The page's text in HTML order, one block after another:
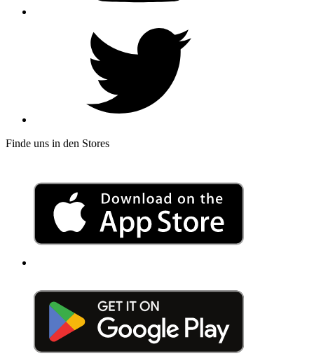
Finde uns in den Stores